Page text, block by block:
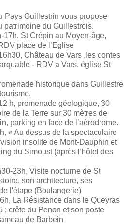
Pays Guillestrin vous propose
patrimoine du Guillestrois.
17h, St Crépin au Moyen-âge,
place de l’Eglise
Château de Vars ,les contes
- RDV à Vars, église St
historique dans Guillestre
h, promenade géologique, 30
de la Terre sur 30 mètres de
parking en face de l’aérodrome.
« Au dessus de la spectaculaire
insolite de Mont-Dauphin et
du Simoust (après l’hôtel des
23h, Visite nocturne de St
son architecture, ses
l'étape (Boulangerie)
La Résistance dans le Queyras
; crête du Penon et son poste
de Barbein